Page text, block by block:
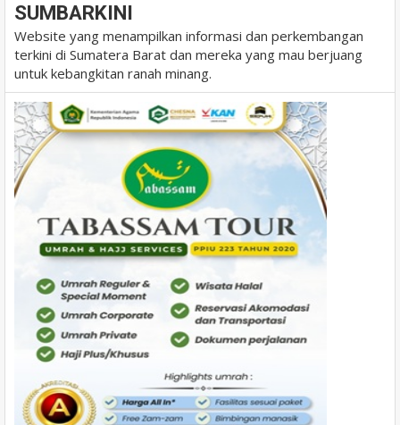
SUMBARKINI
Website yang menampilkan informasi dan perkembangan
terkini di Sumatera Barat dan mereka yang mau berjuang
untuk kebangkitan ranah minang.